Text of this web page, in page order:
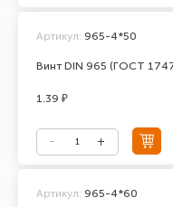
Винт DIN 965 (ГОСТ
Артикул: 965-4*50
1.39 ₽
Артикул: 965-4*60